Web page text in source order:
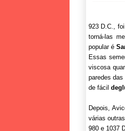
923 D.C.,
torná-las
popular é
Essas
viscosa
paredes
de fácil
Depois,
várias
980 e 1037